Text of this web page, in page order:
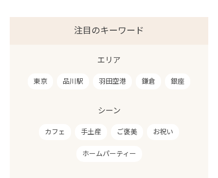
注目のキーワード
エリア
東京 品川駅 羽田空港 鎌倉 銀座
シーン
カフェ 手土産 ご褒美 お祝い
ホームパーティー